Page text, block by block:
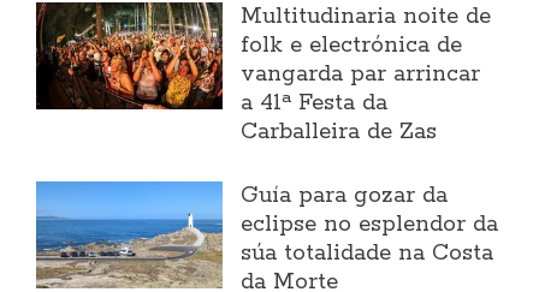
Multitudinaria noite de
folk e electrónica de
vangarda par arrincar
a 41ª Festa da
Carballeira de Zas
Guía para gozar da
eclipse no esplendor da
súa totalidade na Costa
da Morte